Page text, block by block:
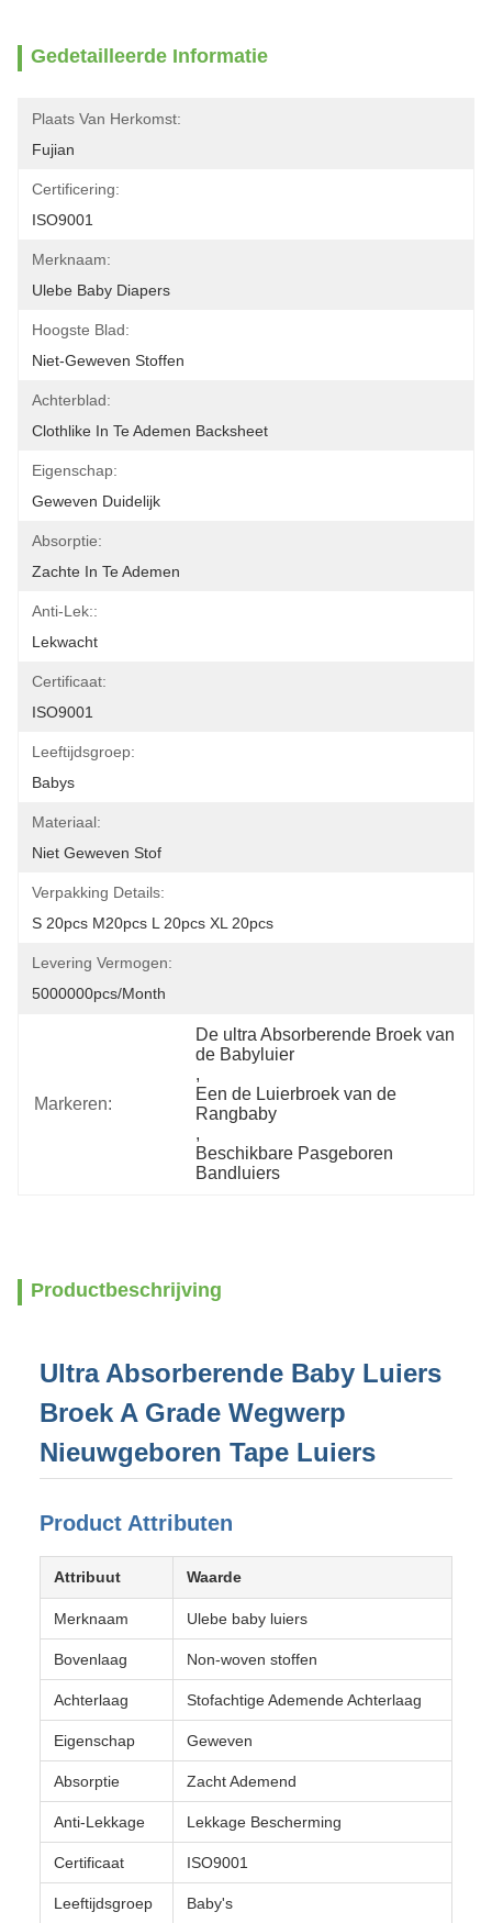
Gedetailleerde Informatie
Plaats Van Herkomst:
Fujian
Certificering:
ISO9001
Merknaam:
Ulebe Baby Diapers
Hoogste Blad:
Niet-Geweven Stoffen
Achterblad:
Clothlike In Te Ademen Backsheet
Eigenschap:
Geweven Duidelijk
Absorptie:
Zachte In Te Ademen
Anti-Lek::
Lekwacht
Certificaat:
ISO9001
Leeftijdsgroep:
Babys
Materiaal:
Niet Geweven Stof
Verpakking Details:
S 20pcs M20pcs L 20pcs XL 20pcs
Levering Vermogen:
5000000pcs/month
Markeren:
De ultra Absorberende Broek van
de Babyluier
,
Een de Luierbroek van de
Rangbaby
,
Beschikbare Pasgeboren
Bandluiers
Productbeschrijving
Ultra Absorberende Baby Luiers
Broek A Grade Wegwerp
Nieuwgeboren Tape Luiers
Product Attributen
Attribuut Waarde
Merknaam Ulebe baby luiers
Bovenlaag Non-woven stoffen
Achterlaag Stofachtige Ademende Achterlaag
Eigenschap Geweven
Absorptie Zacht Ademend
Anti-Lekkage Lekkage Bescherming
Certificaat ISO9001
Leeftijdsgroep Baby's